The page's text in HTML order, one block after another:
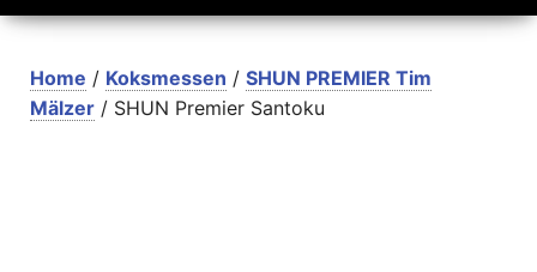
Home / Koksmessen / SHUN PREMIER Tim
Mälzer / SHUN Premier Santoku